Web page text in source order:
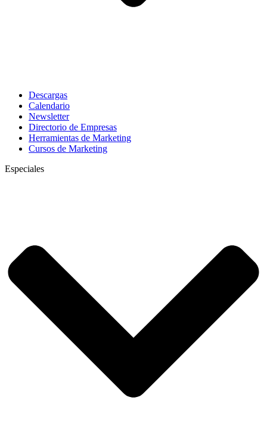
Descargas
Calendario
Newsletter
Directorio de Empresas
Herramientas de Marketing
Cursos de Marketing
Especiales